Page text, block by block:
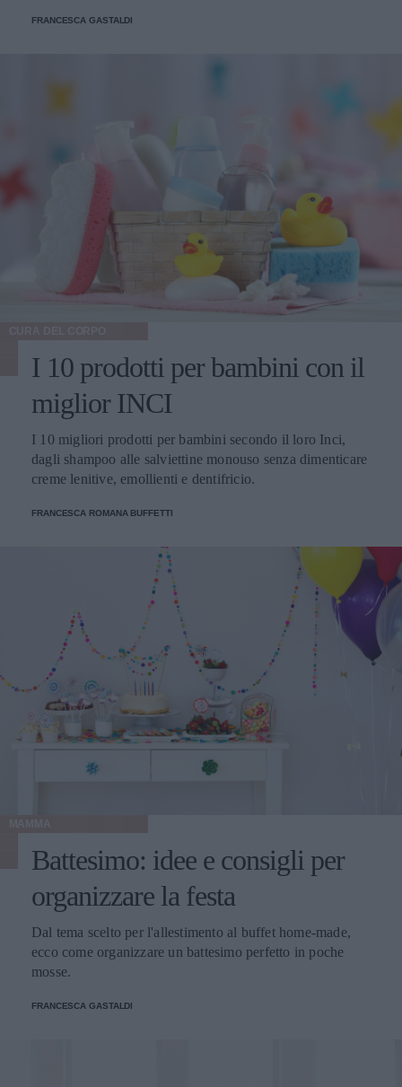
FRANCESCA GASTALDI
I 10 prodotti per bambini con il
miglior INCI
I 10 migliori prodotti per bambini secondo il loro Inci,
dagli shampoo alle salviettine monouso senza dimenticare
creme lenitive, emollienti e dentifricio.
FRANCESCA ROMANA BUFFETTI
Battesimo: idee e consigli per
organizzare la festa
Dal tema scelto per l'allestimento al buffet home-made,
ecco come organizzare un battesimo perfetto in poche
mosse.
FRANCESCA GASTALDI